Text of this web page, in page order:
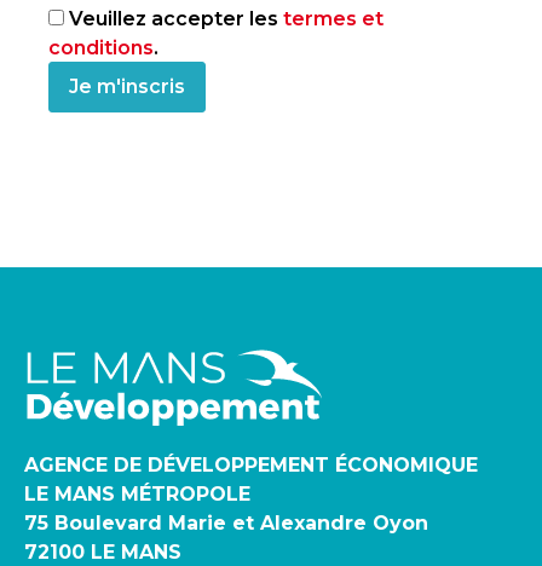
Veuillez accepter les termes et
conditions.
AGENCE DE DÉVELOPPEMENT ÉCONOMIQUE
LE MANS MÉTROPOLE
75 Boulevard Marie et Alexandre Oyon
72100 LE MANS